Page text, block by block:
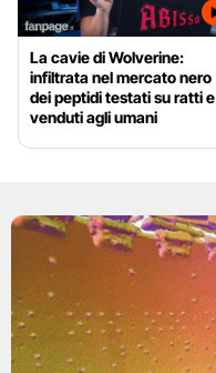
La cavie di Wolverine:
infiltrata nel mercato nero
dei peptidi testati su ratti e
venduti agli umani